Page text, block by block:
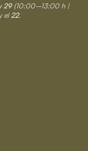
29 (10:00–13:00 h |
el22.